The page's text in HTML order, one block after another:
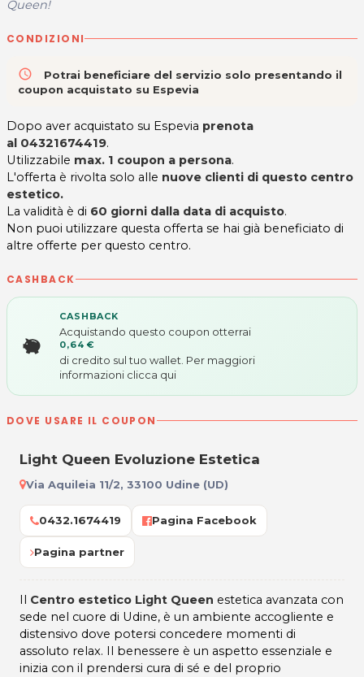
Queen!
CONDIZIONI
access_time
Potrai beneficiare del servizio solo presentando il
coupon acquistato su Espevia
Dopo aver acquistato su Espevia prenota
al 04321674419.
Utilizzabile max. 1 coupon a persona.
L'offerta è rivolta solo alle nuove clienti di questo centro
estetico.
La validità è di 60 giorni dalla data di acquisto.
Non puoi utilizzare questa offerta se hai già beneficiato di
altre offerte per questo centro.
CASHBACK
CASHBACK
Acquistando questo coupon otterrai
0,64 €
di credito sul tuo wallet. Per maggiori
informazioni clicca qui
DOVE USARE IL COUPON
Light Queen Evoluzione Estetica
Via Aquileia 11/2, 33100 Udine (UD)
0432.1674419 Pagina Facebook
Pagina partner
Il Centro estetico Light Queen estetica avanzata con
sede nel cuore di Udine, è un ambiente accogliente e
distensivo dove potersi concedere momenti di
assoluto relax. Il benessere è un aspetto essenziale e
inizia con il prendersi cura di sé e del proprio